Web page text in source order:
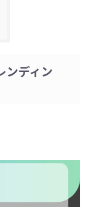
ンディン